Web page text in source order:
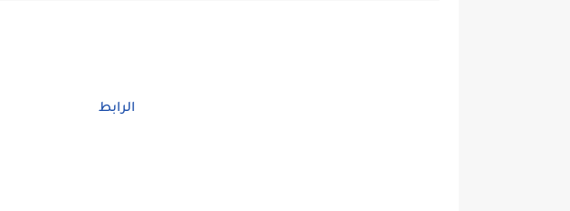
الرابط